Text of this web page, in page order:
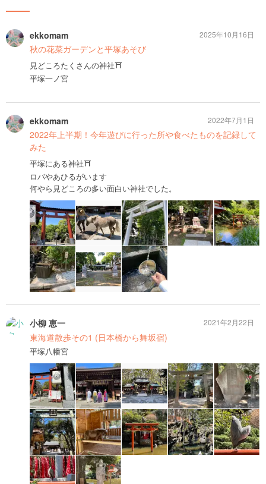
ekkomam
秋の花菜ガーデンと平塚あそび
見どころたくさんの神社⛩️
平塚一ノ宮
2025年10月16日
ekkomam
2022年上半期！今年遊びに行った所や食べたものを記録して
みた
平塚にある神社⛩
ロバやあひるがいます
何やら見どころの多い面白い神社でした。
2022年7月1日
小柳 恵一
東海道散歩その1 (日本橋から舞坂宿)
平塚八幡宮
2021年2月22日